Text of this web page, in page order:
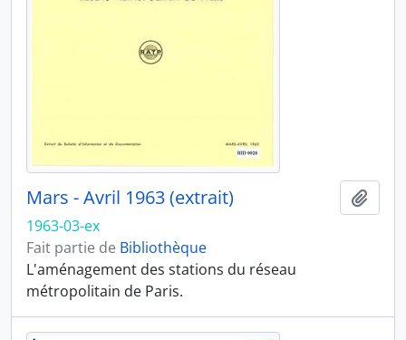
Mars - Avril 1963 (extrait)
1963-03-ex
Fait partie de Bibliothèque
L'aménagement des stations du réseau
métropolitain de Paris.